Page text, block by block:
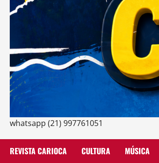
whatsapp (21) 997761051
REVISTA CARIOCA CULTURA MÚSICA